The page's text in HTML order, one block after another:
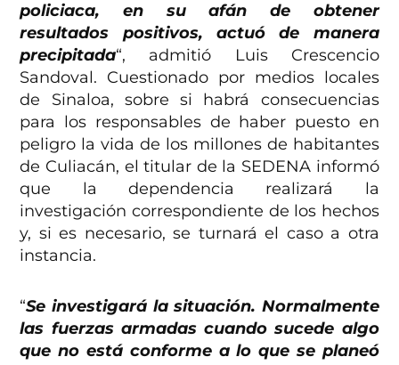
policiaca, en su afán de obtener
resultados positivos, actuó de manera
precipitada“, admitió Luis Crescencio
Sandoval. Cuestionado por medios locales
de Sinaloa, sobre si habrá consecuencias
para los responsables de haber puesto en
peligro la vida de los millones de habitantes
de Culiacán, el titular de la SEDENA informó
que la dependencia realizará la
investigación correspondiente de los hechos
y, si es necesario, se turnará el caso a otra
instancia.
“Se investigará la situación. Normalmente
las fuerzas armadas cuando sucede algo
que no está conforme a lo que se planeó